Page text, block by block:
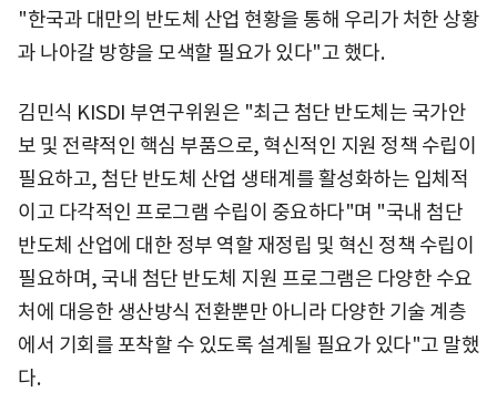
"한국과 대만의 반도체 산업 현황을 통해 우리가 처한 상황
과 나아갈 방향을 모색할 필요가 있다"고 했다.
김민식 KISDI 부연구위원은 "최근 첨단 반도체는 국가안
보 및 전략적인 핵심 부품으로, 혁신적인 지원 정책 수립이
필요하고, 첨단 반도체 산업 생태계를 활성화하는 입체적
이고 다각적인 프로그램 수립이 중요하다"며 "국내 첨단
반도체 산업에 대한 정부 역할 재정립 및 혁신 정책 수립이
필요하며, 국내 첨단 반도체 지원 프로그램은 다양한 수요
처에 대응한 생산방식 전환뿐만 아니라 다양한 기술 계층
에서 기회를 포착할 수 있도록 설계될 필요가 있다"고 말했
다.